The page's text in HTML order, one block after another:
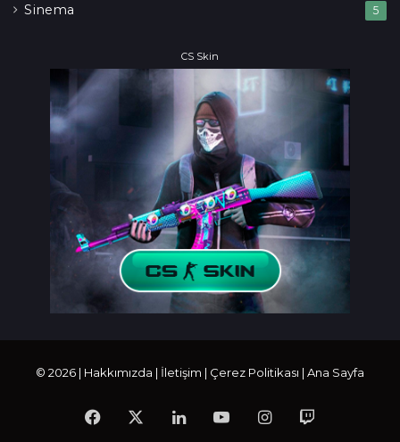
Sinema 5
CS Skin
© 2026 | Hakkımızda | İletişim | Çerez Politikası | Ana Sayfa
Facebook LinkedInYouTubeInstagram